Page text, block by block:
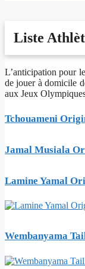
Liste
L’anticipation pour
de jouer à domicile
aux Jeux
Tchouameni
Jamal Musiala
Lamine Yamal
Wembanyama